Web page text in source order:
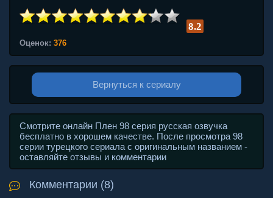
8.2
Оценок: 376
Вернуться к сериалу
Смотрите онлайн Плен 98 серия русская озвучка
бесплатно в хорошем качестве. После просмотра 98
серии турецкого сериала с оригинальным названием -
оставляйте отзывы и комментарии
Комментарии (8)